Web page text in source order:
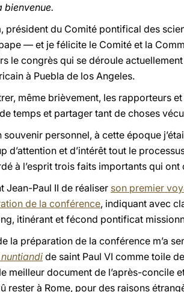
bienvenue.
président du Comité pontifical des
— et je félicite le Comité et la
le congrès qui se déroule
à Puebla de los Angeles.
même brièvement, les rapporteurs
temps et partager tant de choses
souvenir personnel, à cette époque
d’attention et d’intérêt tout le
à l’esprit trois faits importants qui ont
Jean-Paul II de réaliser son premier
de la conférence, indiquant avec
itinérant et fécond pontificat
la préparation de la conférence m’a
de saint Paul VI comme toile
meilleur document de l’après-concile
rester à Rome, pour des raisons